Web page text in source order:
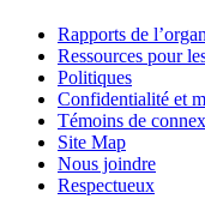
Rapports de
Ressources pour
Politiques
Confidentialité et
Témoins de
Site Map
Nous joindre
Respectueux